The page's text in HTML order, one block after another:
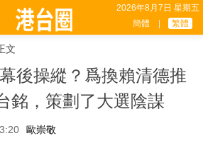
2026年8月7日 星期五
簡體
繁體
文
後操縱？爲換賴清德推
銘，策劃了大選陰謀
歐崇敬